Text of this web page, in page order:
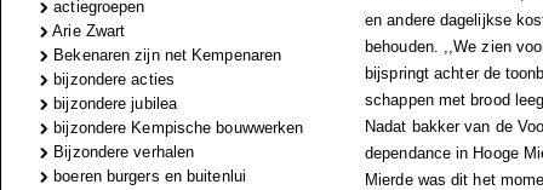
actiegroepen
Arie Zwart
Bekenaren zijn net Kempenaren
bijzondere acties
bijzondere jubilea
bijzondere Kempische bouwwerken
Bijzondere verhalen
boeren burgers en buitenlui
en andere dagelijkse
behouden. ,,We zien
bijspringt achter de
schappen met brood
Nadat bakker van de
dependance in Hooge
Mierde was dit het